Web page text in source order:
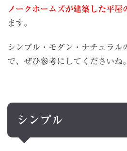
ノークホームズが建築した平屋
ます。
シンプル・モダン・ナチュラル
で、ぜひ参考にしてくださいね。
シンプル